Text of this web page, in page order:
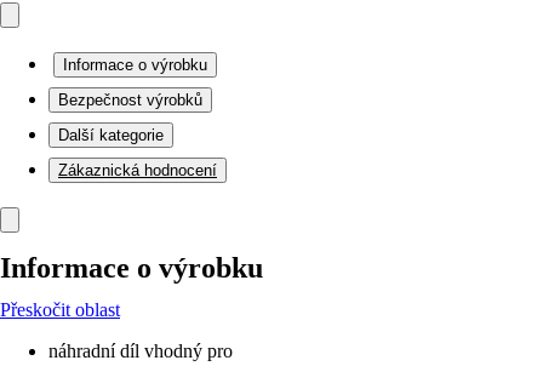
Informace o výrobku
Bezpečnost výrobků
Další kategorie
Zákaznická hodnocení
Informace o výrobku
Přeskočit oblast
náhradní díl vhodný pro